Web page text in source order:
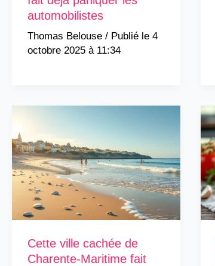
automobilistes
Thomas Belouse /
4
octobre 2025 à 11:34
Cette ville cachée de
Charente-Maritime fait